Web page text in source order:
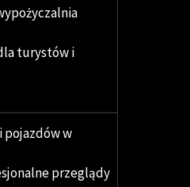
turystów i
w
przeglądy